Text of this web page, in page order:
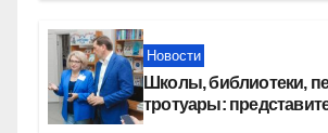
Новости
Школы, библиотеки,
тротуары: